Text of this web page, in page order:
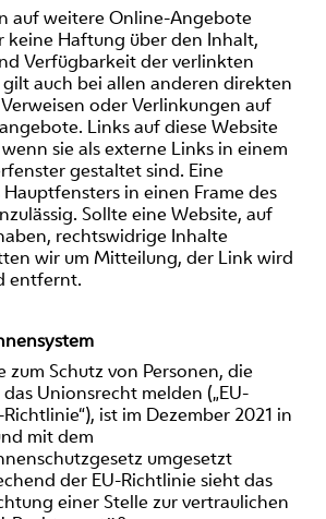
auf weitere Online-Angebote
keine Haftung über den Inhalt,
Verfügbarkeit der verlinkten
gilt auch bei allen anderen direkten
oder Verlinkungen auf
Links auf diese Website
sie als externe Links in einem
gestaltet sind. Eine
in einen Frame des
Sollte eine Website, auf
rechtswidrige Inhalte
wir um Mitteilung, der Link wird
entfernt.
zum Schutz von Personen, die
Unionsrecht melden („EU-
ist im Dezember 2021 in
mit dem
umgesetzt
der EU-Richtlinie sieht das
einer Stelle zur vertraulichen